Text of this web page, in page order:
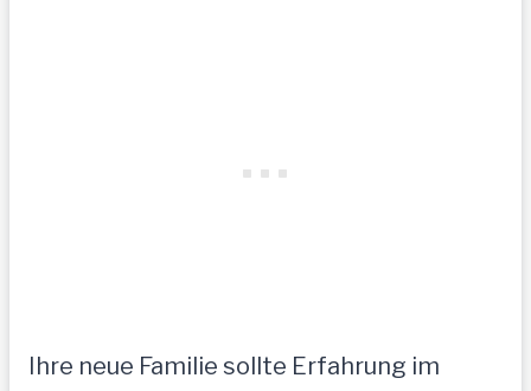
Ihre neue Familie sollte Erfahrung im